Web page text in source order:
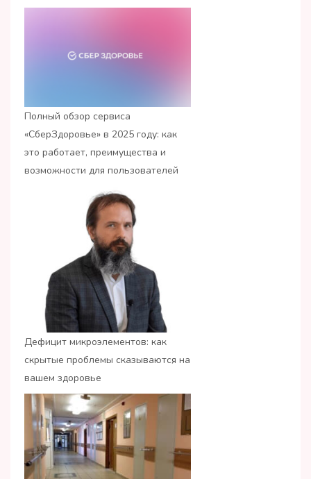
Полный обзор сервиса
«СберЗдоровье» в 2025 году: как
это работает, преимущества и
возможности для пользователей
Дефицит микроэлементов: как
скрытые проблемы сказываются на
вашем здоровье